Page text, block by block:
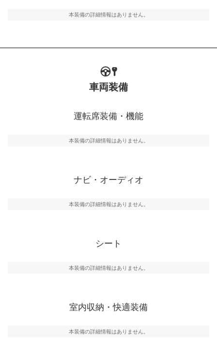
本装備の詳細情報はありません。
車両装備
運転席装備・機能
本装備の詳細情報はありません。
ナビ・オーディオ
本装備の詳細情報はありません。
シート
本装備の詳細情報はありません。
室内収納・快適装備
本装備の詳細情報はありません。